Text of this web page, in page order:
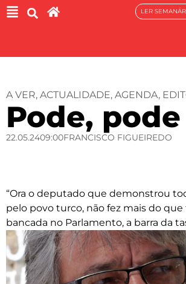
LER
A VER, ACTUALIDADE, AGENDA,
Pode, pode
22.05.2409:00FRANCISCO FIGUEIREDO
“Ora o deputado que demonstrou
pelo povo turco, não fez mais do que
bancada no Parlamento, a barra da